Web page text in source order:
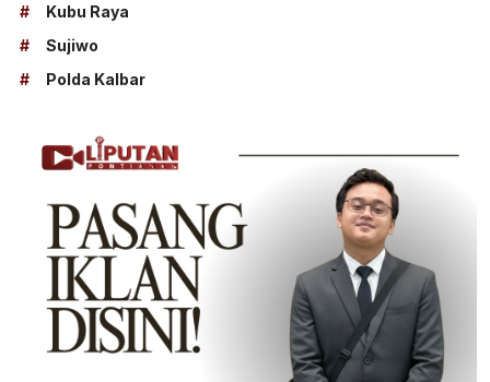
#
Kubu Raya
#
Sujiwo
#
Polda Kalbar